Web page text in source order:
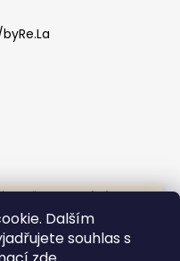
Dalším
souhlas s
položky nemusí být
Trhy v červnu *
* 11.–12. 7. –
Bechyně, Keramické